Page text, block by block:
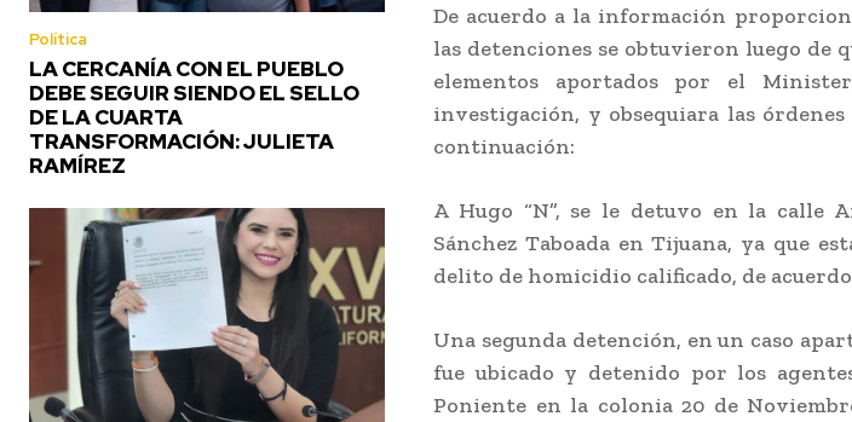
Política
LA CERCANÍA CON EL PUEBLO
DEBE SEGUIR SIENDO EL SELLO
DE LA CUARTA
TRANSFORMACIÓN: JULIETA
RAMÍREZ
De acuerdo a la información
las detenciones se obtuvieron luego de
elementos aportados por el
investigación, y obsequiara las
continuación:
A Hugo “N”, se le detuvo en la calle
Sánchez Taboada en Tijuana, ya que
delito de homicidio calificado, de
Una segunda detención, en un caso
fue ubicado y detenido por los
Poniente en la colonia 20 de